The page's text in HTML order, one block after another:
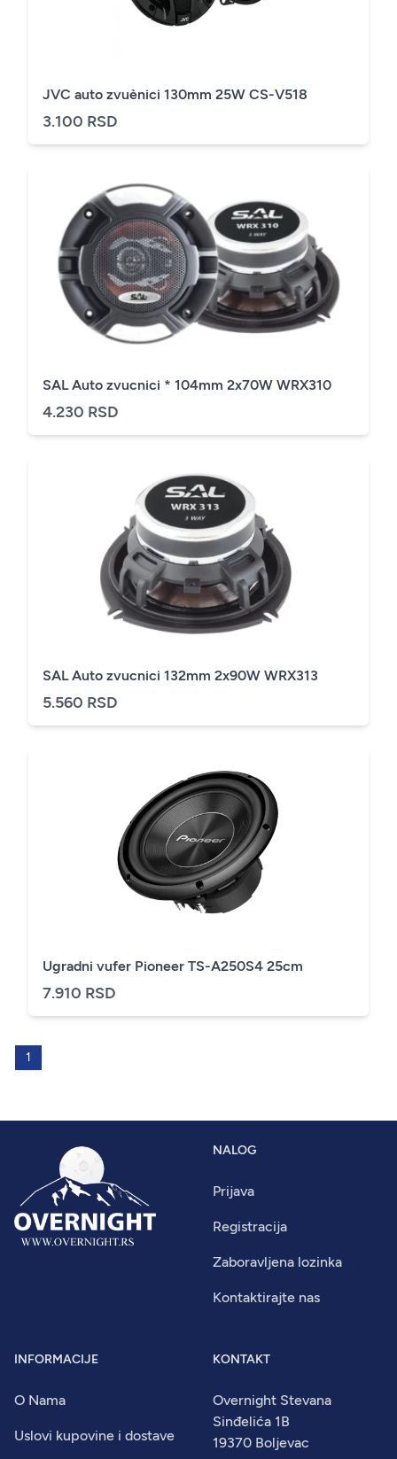
JVC auto zvuènici 130mm 25W CS-V518
3.100 RSD
SAL Auto zvucnici * 104mm 2x70W WRX310
4.230 RSD
SAL Auto zvucnici 132mm 2x90W WRX313
5.560 RSD
Ugradni vufer Pioneer TS-A250S4 25cm
7.910 RSD
1
NALOG
Prijava
Registracija
Zaboravljena lozinka
Kontaktirajte nas
INFORMACIJE
O Nama
Uslovi kupovine i dostave
KONTAKT
Overnight Stevana
Sinđelića 1B
19370 Boljevac